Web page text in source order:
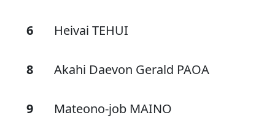
6 Heivai TEHUI
8 Akahi Daevon Gerald PAOA
9 Mateono-job MAINO